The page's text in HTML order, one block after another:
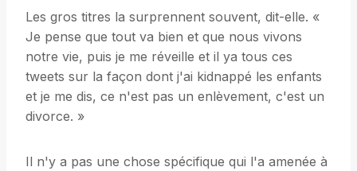
Les gros titres la surprennent souvent, dit-elle. «
Je pense que tout va bien et que nous vivons
notre vie, puis je me réveille et il ya tous ces
tweets sur la façon dont j'ai kidnappé les enfants
et je me dis, ce n'est pas un enlèvement, c'est un
divorce. »
Il n'y a pas une chose spécifique qui l'a amenée à